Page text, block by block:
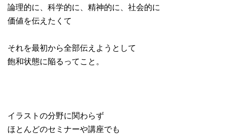
論理的に、科学的に、精神的に、社会的に
価値を伝えたくて
それを最初から全部伝えようとして
飽和状態に陥るってこと。
イラストの分野に関わらず
ほとんどのセミナーや講座でも